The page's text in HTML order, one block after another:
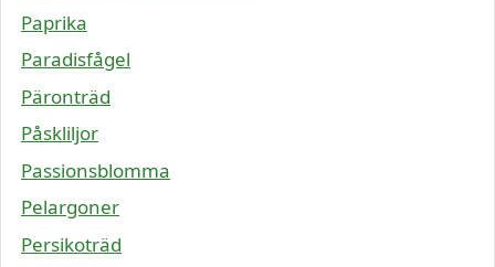
Paprika
Paradisfågel
Päronträd
Påskliljor
Passionsblomma
Pelargoner
Persikoträd